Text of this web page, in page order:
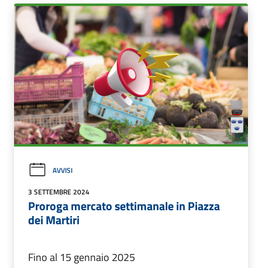
AVVISI
3 SETTEMBRE 2024
Proroga mercato settimanale in Piazza
dei Martiri
Fino al 15 gennaio 2025